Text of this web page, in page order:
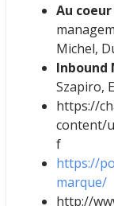
Au
Michel,
Inbound
Szapiro,
https://
content/
f
https://
marque/
http://